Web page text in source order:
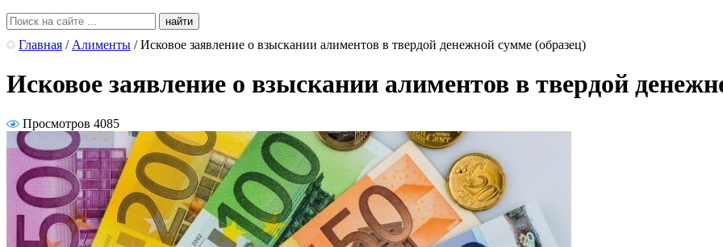
Главная / Алименты / Исковое заявление о взыскании алиментов в твердой денежной сумме (образец)
Исковое заявление о взыскании алиментов в твердой
Просмотров 4085